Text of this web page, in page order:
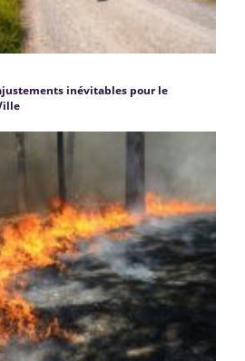
inévitables pour le